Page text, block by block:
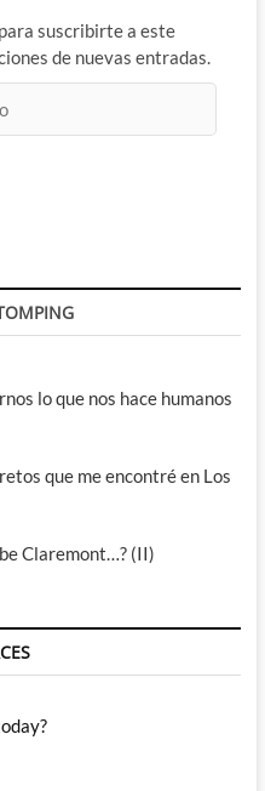
suscribirte a este
de nuevas entradas.
lo que nos hace humanos
que me encontré en Los
Claremont…? (II)